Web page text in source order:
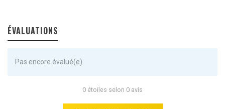
ÉVALUATIONS
Pas encore évalué(e)
0 étoiles selon 0 avis